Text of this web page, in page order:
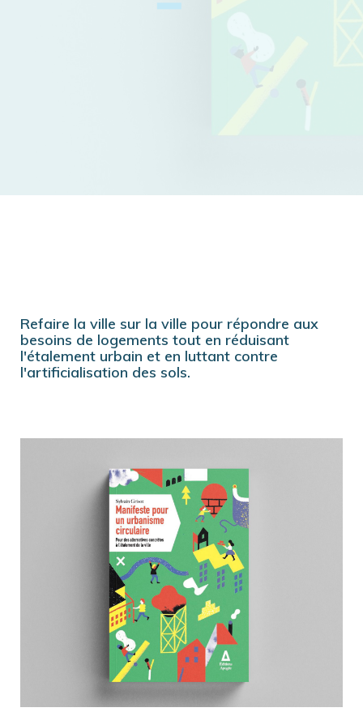
Refaire la ville sur la ville pour répondre aux
besoins de logements tout en réduisant
l'étalement urbain et en luttant contre
l'artificialisation des sols.